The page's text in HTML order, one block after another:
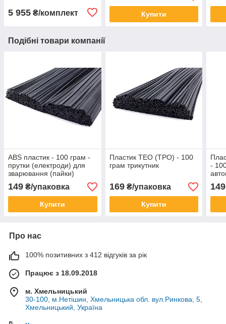
5 955 ₴/комплект Купити
Подібні товари компанії
ABS пластик - 100 грам -
прутки (електроди) для
зварювання (пайки)
пластмас
149 ₴/упаковка
Купити
Пластик ТЕО (ТРО) - 100
грам трикутник
169₴/упаковка
Купити
-
149
Про нас
100% позитивних з 412 відгуків за рік
Працює з 18.09.2018
м. Хмельницький
30-100, м.Нетішин, Хмельницька обл. вул.Ринкова, 5,
Хмельницький, Україна